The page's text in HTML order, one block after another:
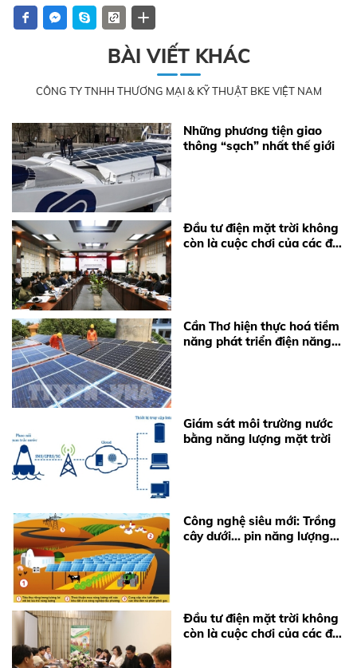
BÀI VIẾT KHÁC
CÔNG TY TNHH THƯƠNG MẠI & KỸ THUẬT BKE VIỆT NAM
Những phương tiện giao
thông “sạch” nhất thế giới
Đầu tư điện mặt trời không
còn là cuộc chơi của các đại
Cần Thơ hiện thực hoá tiềm
năng phát triển điện năng
Giám sát môi trường nước
bằng năng lượng mặt trời
Công nghệ siêu mới: Trồng
cây dưới... pin năng lượng
Đầu tư điện mặt trời không
còn là cuộc chơi của các đại